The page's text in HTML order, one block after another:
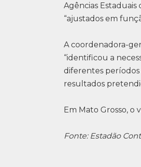
Agências
“ajustados em
A coordenadora-
“identificou a
diferentes períodos
resultados
Em Mato Grosso, o
Fonte: Estadão